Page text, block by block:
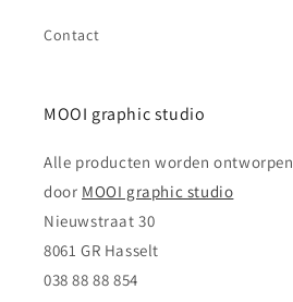
Contact
MOOI graphic studio
Alle producten worden ontworpen
door MOOI graphic studio
Nieuwstraat 30
8061 GR Hasselt
038 88 88 854